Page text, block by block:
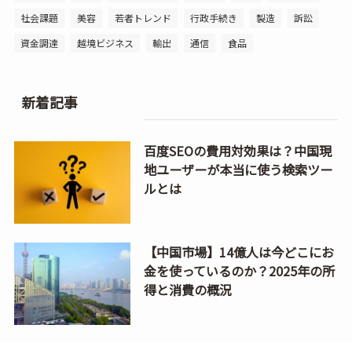
社会課題
美容 若者トレンド 行政手続き 製造
訴訟
資金調達
越境ビジネス 輸出 通信 食品
新着記事
百度SEOの費用対効果は？中国現
地ユーザーが本当に使う検索ツー
ルとは
【中国市場】14億人は今どこにお
金を使っているのか？2025年の所
得と消費の概況